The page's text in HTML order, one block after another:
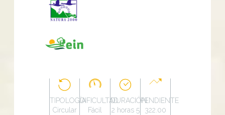
TIPOLOGÍA
Circular
DIFICULTAD
Fácil
DURACIÓN
2 horas 5
PENDIENTE
322.00